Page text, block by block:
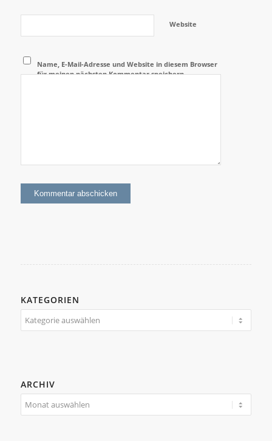
Website
Name, E-Mail-Adresse und Website in diesem Browser
für meinen nächsten Kommentar speichern.
KATEGORIEN
Kategorien
ARCHIV